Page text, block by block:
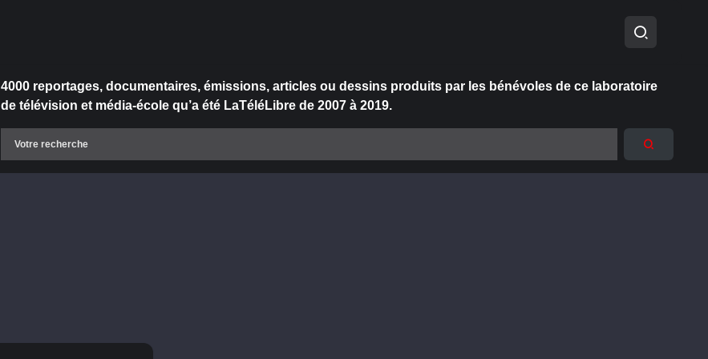
4000 reportages, documentaires, émissions, articles ou dessins produits par les bénévoles de ce laboratoire
de télévision et média-école qu’a été LaTéléLibre de 2007 à 2019.